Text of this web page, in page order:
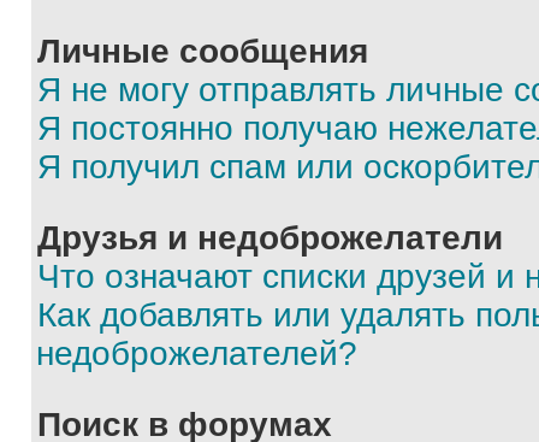
Личные сообщения
Я не могу отправлять личные
Я постоянно получаю
Я получил спам или
Друзья и недоброжелатели
Что означают списки друзей и
Как добавлять или удалять
недоброжелателей?
Поиск в форумах